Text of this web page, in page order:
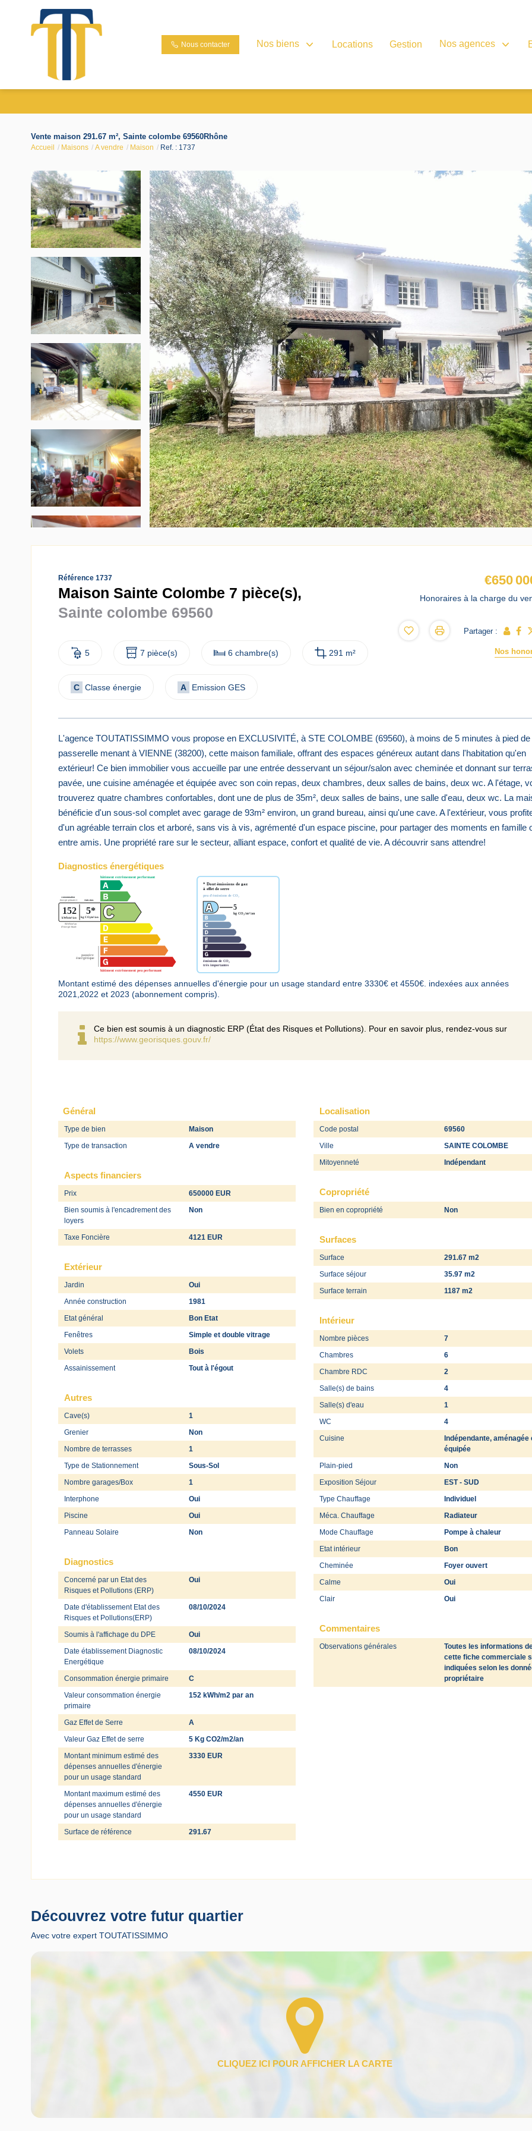
Nous contacter Nos biens Locations Gestion Nos agences
Vente maison 291.67 m², Sainte colombe 69560Rhône
Accueil Maisons A vendre Maison Ref. : 1737
Référence 1737
Maison Sainte Colombe 7 pièce(s),
Sainte colombe 69560
5 7 pièce(s) 6 chambre(s) 291 m²
C Classe énergie A Emission GES
€650
Honoraires à la charge du
Partager :
Nos
L'agence TOUTATISSIMMO vous propose en EXCLUSIVITÉ, à STE COLOMBE (69560), à moins de 5 minutes à pied de
passerelle menant à VIENNE (38200), cette maison familiale, offrant des espaces généreux autant dans l'habitation qu'en
extérieur! Ce bien immobilier vous accueille par une entrée desservant un séjour/salon avec cheminée et donnant sur
pavée, une cuisine aménagée et équipée avec son coin repas, deux chambres, deux salles de bains, deux wc. A l'étage,
trouverez quatre chambres confortables, dont une de plus de 35m², deux salles de bains, une salle d'eau, deux wc. La
bénéficie d'un sous-sol complet avec garage de 93m² environ, un grand bureau, ainsi qu'une cave. A l'extérieur, vous
d'un agréable terrain clos et arboré, sans vis à vis, agrémenté d'un espace piscine, pour partager des moments en famille
entre amis. Une propriété rare sur le secteur, alliant espace, confort et qualité de vie. A découvrir sans attendre!
Diagnostics énergétiques
Montant estimé des dépenses annuelles d'énergie pour un usage standard entre 3330€ et 4550€. indexées aux années
2021,2022 et 2023 (abonnement compris).
Ce bien est soumis à un diagnostic ERP (État des Risques et Pollutions). Pour en savoir plus, rendez-vous sur
https://www.georisques.gouv.fr/
Général
Type de bien
Maison
Type de transaction
A vendre
Localisation
Code postal
69560
Ville
SAINTE COLOMBE
Mitoyenneté
Indépendant
Aspects financiers
Prix
650000 EUR
Bien soumis à l'encadrement des
loyers
Non
Taxe Foncière 4121 EUR
Copropriété
Bien en copropriété Non
Surfaces
Surface
291.67 m2
Surface séjour
35.97 m2
Surface terrain
1187 m2
Extérieur
Jardin
Oui
Année construction
1981
Etat général
Bon Etat
Fenêtres
Simple et double vitrage
Volets
Bois
Assainissement
Tout à l'égout
Intérieur
Nombre pièces
7
Chambres
6
Chambre RDC
2
Salle(s) de bains
4
Salle(s) d'eau
1
WC
4
Cuisine
Indépendante, aménagée
équipée
Plain-pied
Non
Exposition Séjour
EST - SUD
Type Chauffage
Individuel
Méca. Chauffage
Radiateur
Mode Chauffage
Pompe à chaleur
Etat intérieur
Bon
Cheminée
Foyer ouvert
Calme
Oui
Clair
Oui
Autres
Cave(s)
1
Grenier
Non
Nombre de terrasses
1
Type de Stationnement
Sous-Sol
Nombre garages/Box
1
Interphone
Oui
Piscine
Oui
Panneau Solaire
Non
Diagnostics
Concerné par un Etat des
Risques et Pollutions (ERP)
Oui
Date d'établissement Etat des
Risques et Pollutions(ERP)
08/10/2024
Soumis à l'affichage du DPE
Oui
Date établissement Diagnostic
Energétique
08/10/2024
Consommation énergie primaire
C
Valeur consommation énergie
primaire
152 kWh/m2 par an
Gaz Effet de Serre
A
Valeur Gaz Effet de serre
5 Kg CO2/m2/an
Montant minimum estimé des
dépenses annuelles d'énergie
pour un usage standard
3330 EUR
Montant maximum estimé des
dépenses annuelles d'énergie
pour un usage standard
4550 EUR
Surface de référence 291.67
Commentaires
Observations générales
Toutes les informations
cette fiche commerciale
indiquées selon les
propriétaire
Découvrez votre futur quartier
Avec votre expert TOUTATISSIMMO